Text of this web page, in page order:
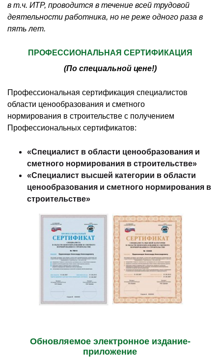
в т.ч. ИТР, проводится в течение всей трудовой
деятельности работника, но не реже одного раза в
пять лет.
ПРОФЕССИОНАЛЬНАЯ СЕРТИФИКАЦИЯ
(По специальной цене!)
Профессиональная сертификация специалистов
области ценообразования и сметного
нормирования в строительстве с получением
Профессиональных сертификатов:
«Специалист в области ценообразования и
сметного нормирования в строительстве»
«Специалист высшей категории в области
ценообразования и сметного нормирования в
строительстве»
Обновляемое электронное издание-
приложение